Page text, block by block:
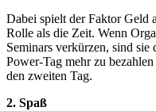
Dabei spielt der Faktor Geld
Rolle als die Zeit. Wenn
Seminars verkürzen, sind sie
Power-Tag mehr zu
den zweiten Tag.
2. Spaß